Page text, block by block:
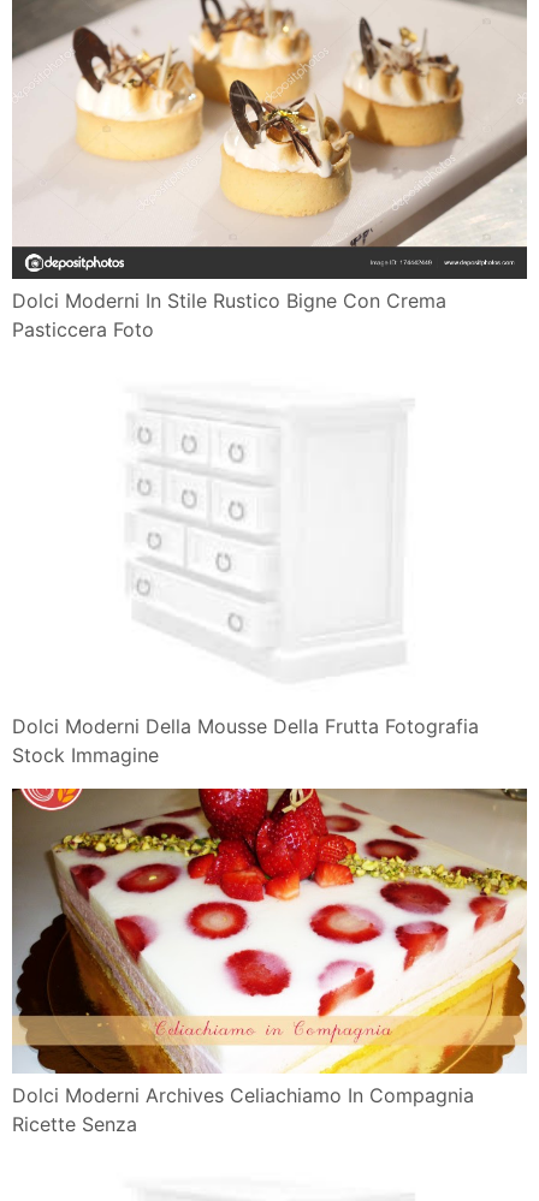
Dolci Moderni In Stile Rustico Bigne Con Crema
Pasticcera Foto
Dolci Moderni Della Mousse Della Frutta Fotografia
Stock Immagine
Dolci Moderni Archives Celiachiamo In Compagnia
Ricette Senza